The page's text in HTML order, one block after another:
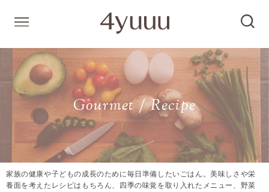
Gourmet / Recipe
家族の健康や子どもの成長のために毎日準備したいごはん。美味しさや栄
養面を考えたレシピはもちろん、四季の味覚を取り入れたメニュー、野菜